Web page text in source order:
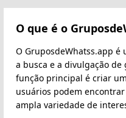
O que é o
O GruposdeWhatss.app
a busca e a divulgação de
função principal é criar
usuários podem
ampla variedade de